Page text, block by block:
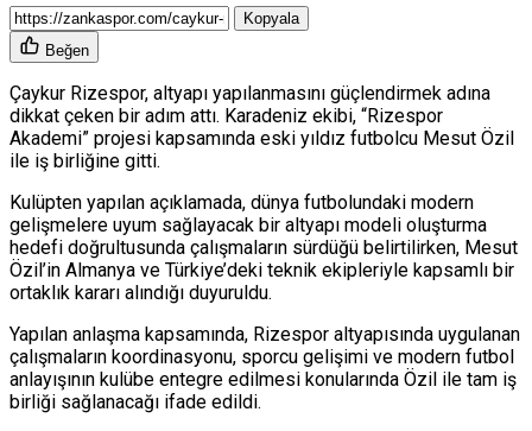
Kopyala
Beğen
Çaykur Rizespor, altyapı yapılanmasını güçlendirmek adına
dikkat çeken bir adım attı. Karadeniz ekibi, “Rizespor
Akademi” projesi kapsamında eski yıldız futbolcu Mesut Özil
ile iş birliğine gitti.
Kulüpten yapılan açıklamada, dünya futbolundaki modern
gelişmelere uyum sağlayacak bir altyapı modeli oluşturma
hedefi doğrultusunda çalışmaların sürdüğü belirtilirken, Mesut
Özil’in Almanya ve Türkiye’deki teknik ekipleriyle kapsamlı bir
ortaklık kararı alındığı duyuruldu.
Yapılan anlaşma kapsamında, Rizespor altyapısında uygulanan
çalışmaların koordinasyonu, sporcu gelişimi ve modern futbol
anlayışının kulübe entegre edilmesi konularında Özil ile tam iş
birliği sağlanacağı ifade edildi.